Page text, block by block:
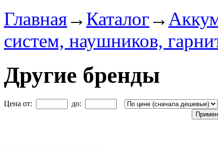
Главная→ Каталог →
систем, наушников,
Другие бренды
Цена от: до: